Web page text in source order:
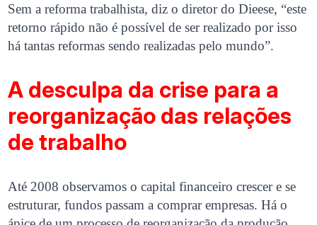
Sem a reforma trabalhista, diz o diretor do Dieese, “este
retorno rápido não é possível de ser realizado por isso
há tantas reformas sendo realizadas pelo mundo”.
A desculpa da crise para a
reorganização das relações
de trabalho
Até 2008 observamos o capital financeiro crescer e se
estruturar, fundos passam a comprar empresas. Há o